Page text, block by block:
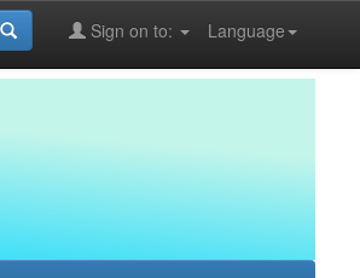
Language
Sign on to: